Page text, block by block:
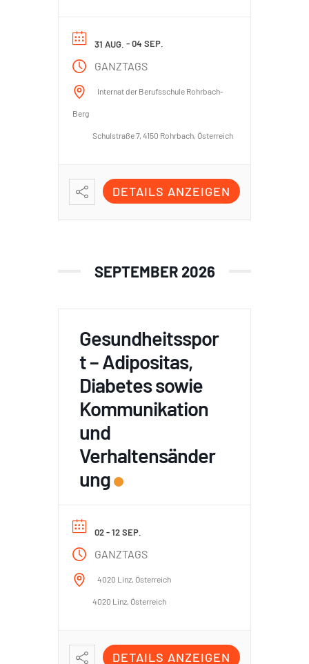
31 AUG. - 04 SEP.
GANZTAGS
Internat der Berufsschule Rohrbach-
Berg
Schulstraße 7, 4150 Rohrbach, Österreich
DETAILS ANZEIGEN
SEPTEMBER 2026
Gesundheitsspor
t – Adipositas,
Diabetes sowie
Kommunikation
und
Verhaltensänder
ung
02 - 12 SEP.
GANZTAGS
4020 Linz, Österreich
4020 Linz, Österreich
DETAILS ANZEIGEN